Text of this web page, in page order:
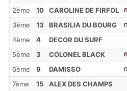
2ème
10 CAROLINE DE FIRFOL
3ème
13 BRASILIA DU BOURG
4ème
4 DECOR DU SURF
5ème
3 COLONEL BLACK
6ème
9 DAMISSO
7ème
15 ALEX DES CHAMPS